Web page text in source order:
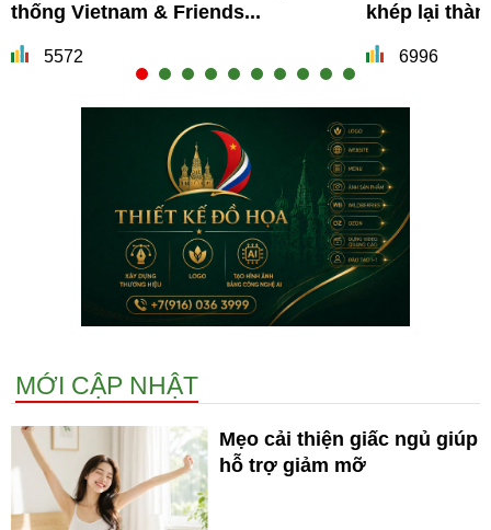
thống Vietnam & Friends...
5572
khép lại
6996
MỚI CẬP NHẬT
Mẹo cải thiện giấc ngủ giúp
hỗ trợ giảm mỡ